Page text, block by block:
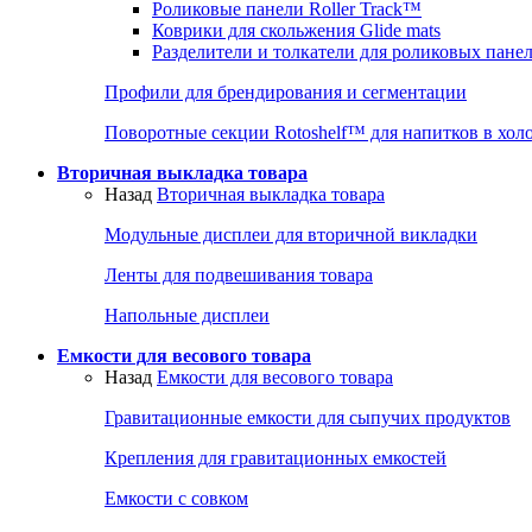
Роликовые панели Roller Track™
Коврики для скольжения Glide mats
Разделители и толкатели для роликовых
Профили для брендирования и сегментации
Поворотные секции Rotoshelf™ для напитков в
Вторичная выкладка товара
Назад Вторичная выкладка товара
Модульные дисплеи для вторичной викладки
Ленты для подвешивания товара
Напольные дисплеи
Емкости для весового товара
Назад Емкости для весового товара
Гравитационные емкости для сыпучих продуктов
Крепления для гравитационных емкостей
Емкости с совком